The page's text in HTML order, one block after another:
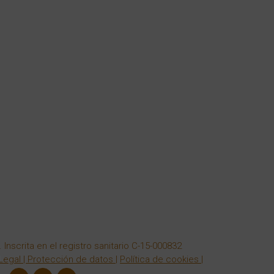
en el registro sanitario C-15-000832
| Protección de datos | Política de cookies |